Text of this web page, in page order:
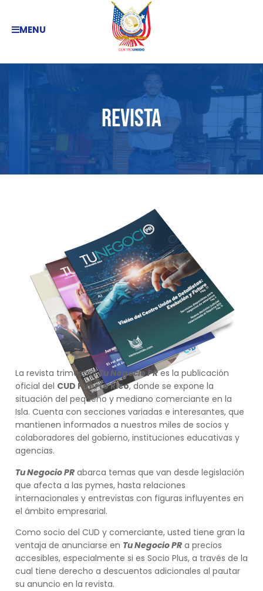
MENU
Revista
La revista trimestralTu Negocio PRes la publicación
oficial del CUD Puerto Rico, donde se expone la
situación del pequeño y mediano comerciante en la
Isla. Cuenta con secciones variadas e interesantes, que
mantienen informados a nuestros miles de socios y
colaboradores del gobierno, instituciones educativas y
agencias.
Tu Negocio PR abarca temas que van desde legislación
que afecta a las pymes, hasta relaciones
internacionales y entrevistas con figuras influyentes en
el ámbito empresarial.
Como socio del CUD y comerciante, usted tiene gran la
ventaja de anunciarse en Tu Negocio PR a precios
accesibles, especialmente si es Socio Plus, a través de la
cual tiene derecho a descuentos adicionales al pautar
su anuncio en la revista.